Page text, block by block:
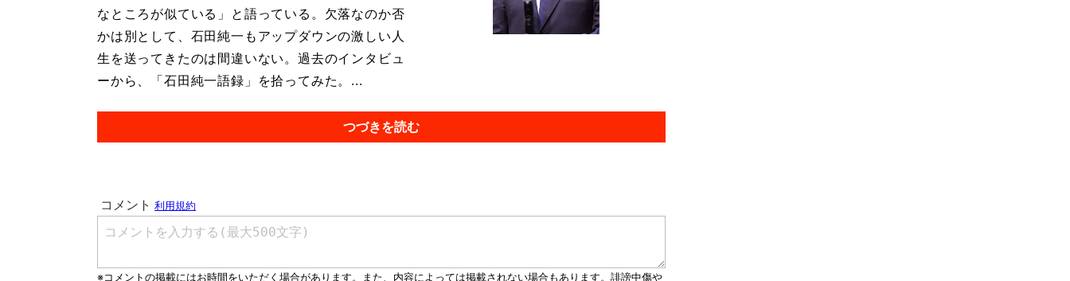
なところが似ている」と語っている。欠落なのか否
かは別として、石田純一もアップダウンの激しい人
生を送ってきたのは間違いない。過去のインタビュ
ーから、「石田純一語録」を拾ってみた。...
つづきを読む